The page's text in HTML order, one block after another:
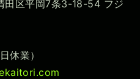
区平岡7条3-18-54 フジ
休業）